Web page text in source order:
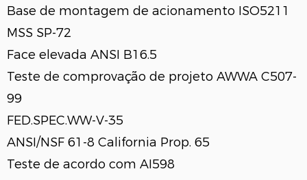
Base de montagem de acionamento ISO5211
MSS SP-72
Face elevada ANSI B16.5
Teste de comprovação de projeto AWWA C507-
99
FED.SPEC.WW-V-35
ANSI/NSF 61-8 California Prop. 65
Teste de acordo com AI598